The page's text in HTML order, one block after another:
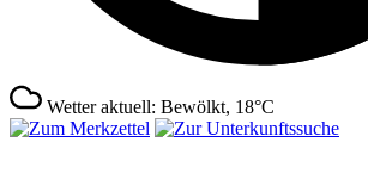
Wetter aktuell: Bewölkt, 18°C